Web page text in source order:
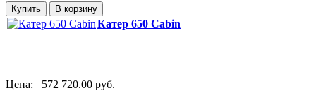
Катер 650 Cabin
Цена: 572 720.00 руб.